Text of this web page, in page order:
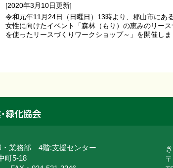
[2020年3月10日更新]
令和元年11月24日（日曜日）13時より、郡山市にあ
女性に向けたイベント「森林（もり）の恵みのリー
を使ったリースづくりワークショップ～」を開催しま
業務部 4階:支援センター
町5-18